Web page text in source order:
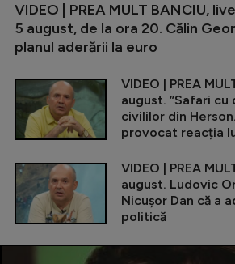
VIDEO | PREA MULT BANCIU,
5 august, de la ora 20. Călin
planul aderării la euro
VIDEO | PREA
august. ”Safari
civililor din
provocat reacția
VIDEO | PREA
august. Ludovic
Nicușor Dan că a
politică